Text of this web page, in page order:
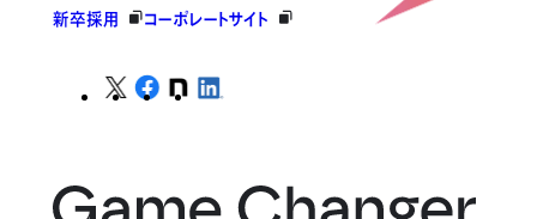
新卒採用 コーポレートサイト